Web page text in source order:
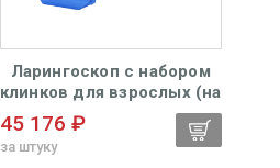
Ларингоскоп с набором
клинков для взрослых (на
батарейках, лампочка
45 176 ₽
за штуку